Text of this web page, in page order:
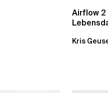
Airflow 2
Kris